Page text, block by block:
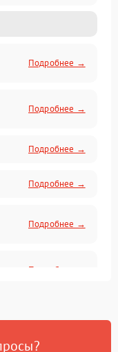
Подробнее →
Подробнее →
Подробнее →
Подробнее →
Подробнее →
Подробнее →